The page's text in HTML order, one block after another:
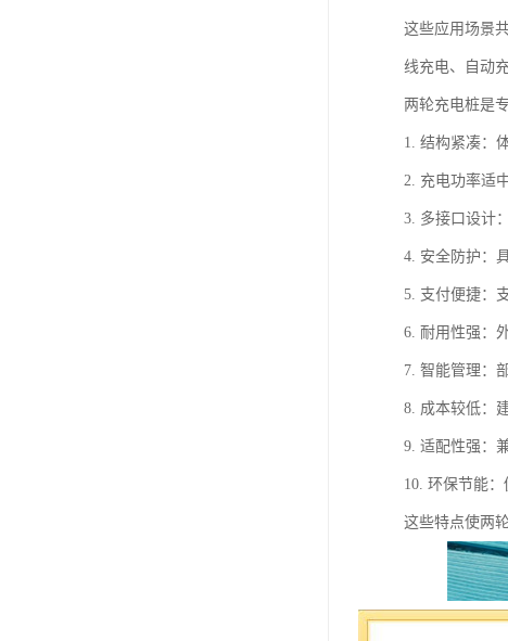
这些应用场景
线充电、自动
两轮充电桩是
1. 结构紧凑：
2. 充电功率适
3. 多接口设计
4. 安全防护：
5. 支付便捷：
6. 耐用性强：
7. 智能管理：
8. 成本较低：
9. 适配性强：
10. 环保节能
这些特点使两